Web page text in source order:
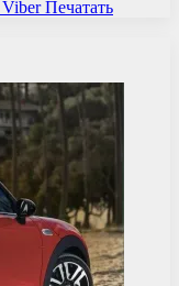
Viber Печатать